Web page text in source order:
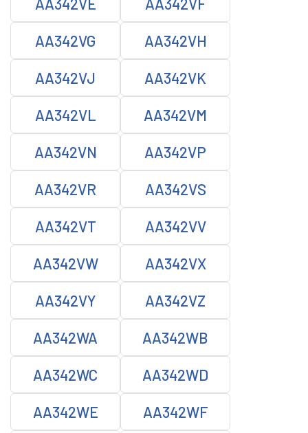
AA342VG AA342VH
AA342VJ AA342VK
AA342VL AA342VM
AA342VN AA342VP
AA342VR AA342VS
AA342VT AA342VV
AA342VW AA342VX
AA342VY AA342VZ
AA342WA AA342WB
AA342WC AA342WD
AA342WE AA342WF